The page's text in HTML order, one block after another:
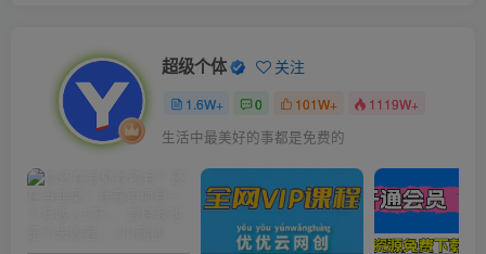
超级个体 关注
1.6W+ 0 101W+ 1119W+
生活中最美好的事都是免费的